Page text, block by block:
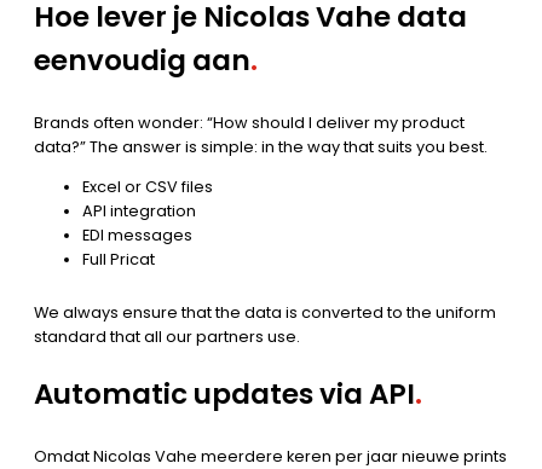
Hoe lever je Nicolas Vahe data
eenvoudig aan.
Brands often wonder: “How should I deliver my product
data?” The answer is simple: in the way that suits you best.
Excel or CSV files
API integration
EDI messages
Full Pricat
We always ensure that the data is converted to the uniform
standard that all our partners use.
Automatic updates via API.
Omdat Nicolas Vahe meerdere keren per jaar nieuwe prints